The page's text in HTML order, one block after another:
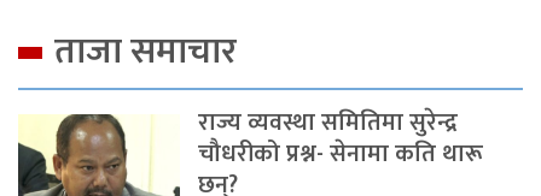
ताजा समाचार
राज्य व्यवस्था समितिमा सुरेन्द्र
चौधरीको प्रश्न- सेनामा कति थारू
छन्?